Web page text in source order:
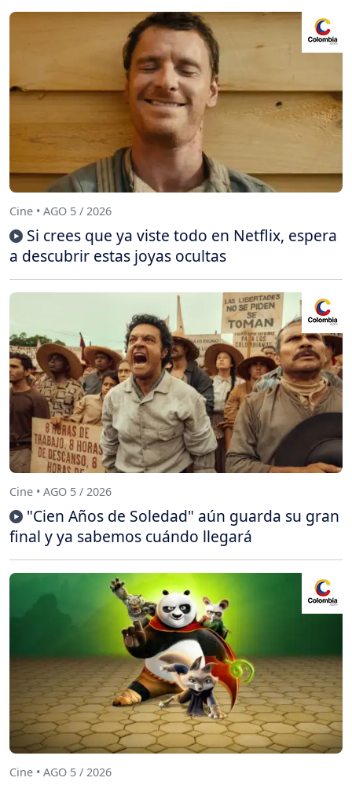
Cine • AGO 5 / 2026
Si crees que ya viste todo en Netflix, espera
a descubrir estas joyas ocultas
Cine • AGO 5 / 2026
"Cien Años de Soledad" aún guarda su gran
final y ya sabemos cuándo llegará
Cine • AGO 5 / 2026